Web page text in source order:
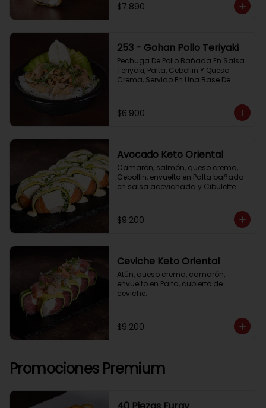
$7.890
253 - Gohan Pollo Teriyaki
Pechuga De Pollo Bañada En Salsa
Teriyaki, Palta, Cebollin Y Queso
Crema, Servido En Una Base De
$6.900
Avocado Keto Oriental
Camarón, salmón, queso crema,
Cebollin, envuelto en Palta bañado
en salsa acevichada y Cibulette
$9.200
Ceviche Keto Oriental
Atún, queso crema, camarón,
envuelto en Palta, cubierto de
ceviche.
$9.200
Promociones Premium